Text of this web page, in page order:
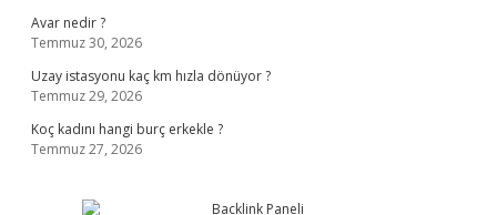
Avar nedir ?
Temmuz 30, 2026
Uzay istasyonu kaç km hızla dönüyor ?
Temmuz 29, 2026
Koç kadını hangi burç erkekle ?
Temmuz 27, 2026